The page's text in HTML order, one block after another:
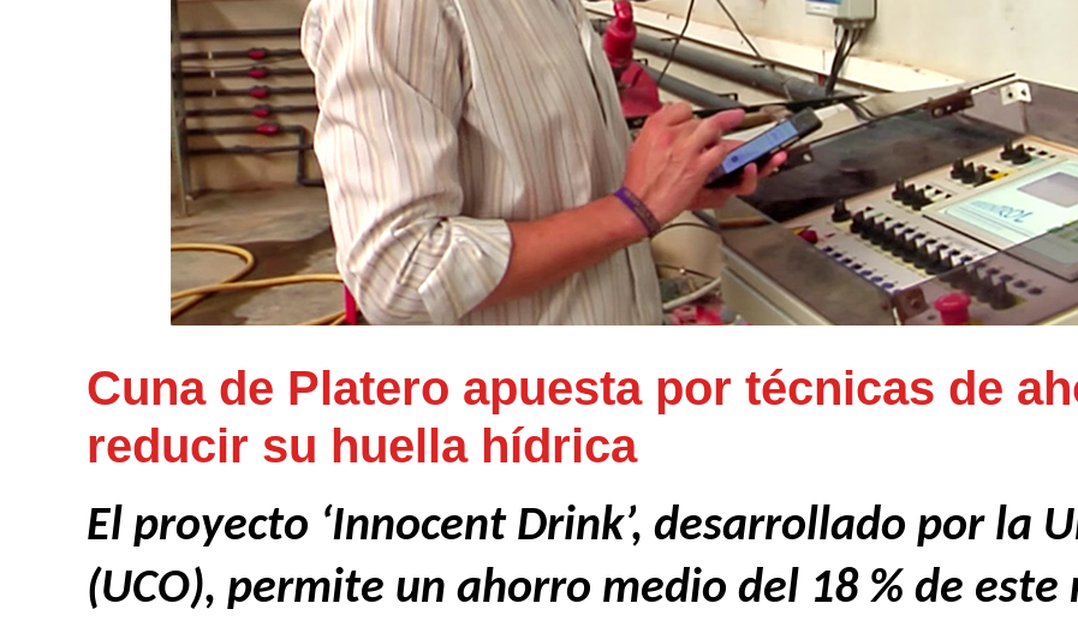
Cuna de Platero apuesta por técnicas de
reducir su huella hídrica
El proyecto ‘Innocent Drink’, desarrollado por la
(UCO), permite un ahorro medio del 18 % de